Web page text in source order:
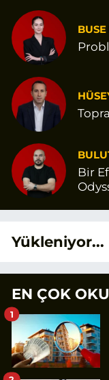
Bir
Yükleniyor...
EN ÇOK
1